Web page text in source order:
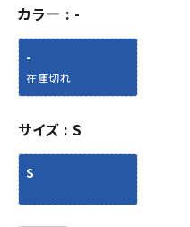
カラ― -
-
在庫切れ
サイズ S
S